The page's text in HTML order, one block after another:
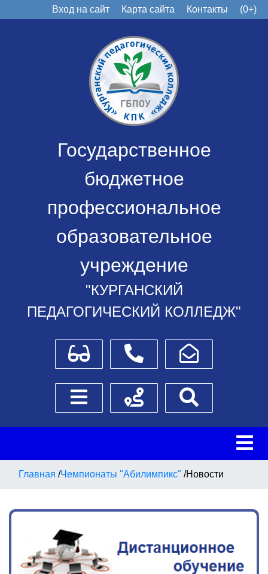
Вход на сайт Карта сайта Контакты (0+)
Государственное
бюджетное
профессиональное
образовательное
учреждение
"КУРГАНСКИЙ
ПЕДАГОГИЧЕСКИЙ КОЛЛЕДЖ"
Для слабовидящихТелефоныНаписать обращение
Боковое менюСхема проезда
Главная /Чемпионаты "Абилимпикс" /Новости